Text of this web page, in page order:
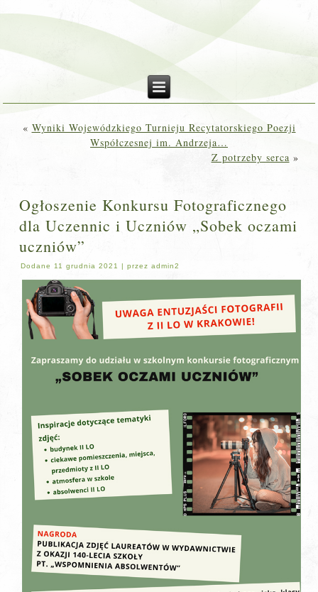
« Wyniki Wojewódzkiego Turnieju Recytatorskiego Poezji
Współczesnej im. Andrzeja…
Z potrzeby serca »
Ogłoszenie Konkursu Fotograficznego
dla Uczennic i Uczniów „Sobek oczami
uczniów”
Dodane 11 grudnia 2021 |przez admin2